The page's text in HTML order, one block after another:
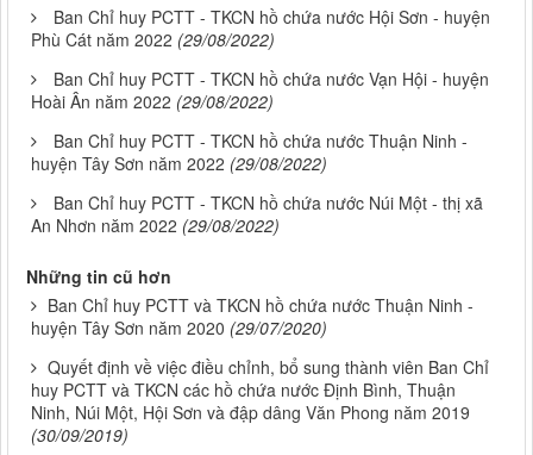
Ban Chỉ huy PCTT - TKCN hồ chứa nước Hội Sơn - huyện
Phù Cát năm 2022 (29/08/2022)
Ban Chỉ huy PCTT - TKCN hồ chứa nước Vạn Hội - huyện
Hoài Ân năm 2022 (29/08/2022)
Ban Chỉ huy PCTT - TKCN hồ chứa nước Thuận Ninh -
huyện Tây Sơn năm 2022 (29/08/2022)
Ban Chỉ huy PCTT - TKCN hồ chứa nước Núi Một - thị xã
An Nhơn năm 2022 (29/08/2022)
Những tin cũ hơn
Ban Chỉ huy PCTT và TKCN hồ chứa nước Thuận Ninh -
huyện Tây Sơn năm 2020 (29/07/2020)
Quyết định về việc điều chỉnh, bổ sung thành viên Ban Chỉ
huy PCTT và TKCN các hồ chứa nước Định Bình, Thuận
Ninh, Núi Một, Hội Sơn và đập dâng Văn Phong năm 2019
(30/09/2019)